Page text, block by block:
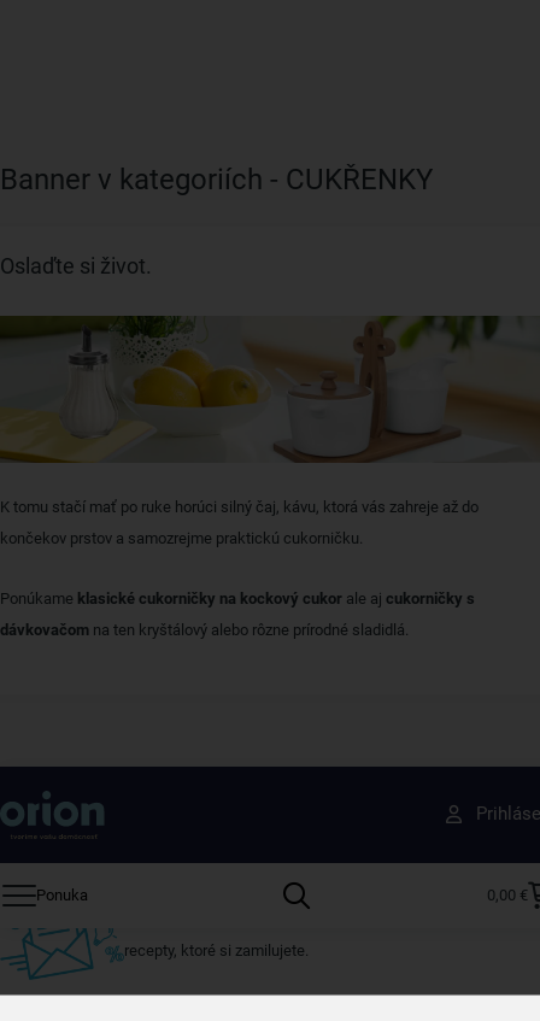
Banner v kategoriích - CUKŘENKY
Oslaďte si život.
K tomu stačí mať po ruke horúci silný čaj, kávu, ktorá vás zahreje až do
končekov prstov a samozrejme praktickú cukorničku.
Ponúkame klasické cukorničky na kockový cukor ale aj cukorničky s
dávkovačom na ten kryštálový alebo rôzne prírodné sladidlá.
Ponuka 0,00 €
Získajte rady, recepty a tipy na zľavy skôr ako
ktokoľvek iný
Prihláste sa k odberu nášho newslettera.
recepty, ktoré si zamilujete.